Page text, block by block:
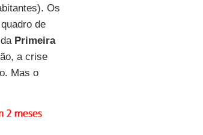
Os
de
Primeira
a crise
Mas o